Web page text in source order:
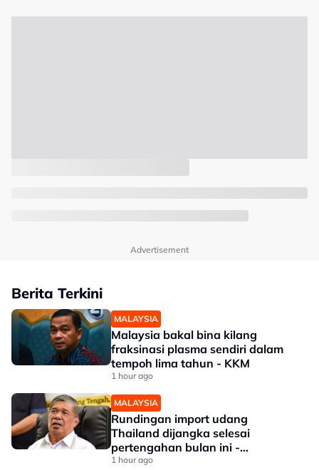
Advertisement
Berita Terkini
MALAYSIA
Malaysia bakal bina kilang
fraksinasi plasma sendiri dalam
tempoh lima tahun - KKM
1 hour ago
MALAYSIA
Rundingan import udang
Thailand dijangka selesai
pertengahan bulan ini -
Mohamad
1 hour ago